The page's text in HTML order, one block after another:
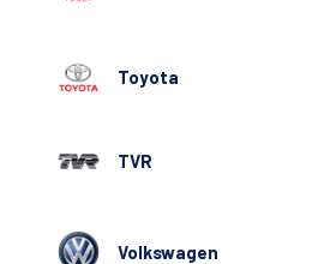
Toyota
TVR
Volkswagen